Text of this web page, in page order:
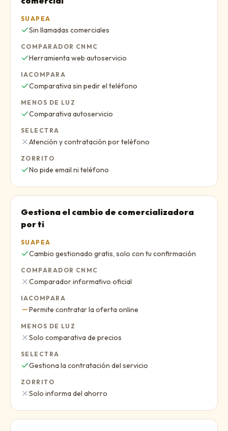
SUAPEA
Sí:
Sin llamadas comerciales
COMPARADOR CNMC
Sí:
Herramienta web autoservicio
IACOMPARA
Sí:
Comparativa sin pedir el teléfono
MENOS DE LUZ
Sí:
Comparativa autoservicio
SELECTRA
No:
Atención y contratación por teléfono
ZORRITO
Sí:
No pide email ni teléfono
Gestiona el cambio de comercializadora
por ti
SUAPEA
Sí:
Cambio gestionado gratis, solo con tu confirmación
COMPARADOR CNMC
No:
Comparador informativo oficial
IACOMPARA
Parcial:
Permite contratar la oferta online
MENOS DE LUZ
No:
Solo comparativa de precios
SELECTRA
Sí:
Gestiona la contratación del servicio
ZORRITO
No:
Solo informa del ahorro